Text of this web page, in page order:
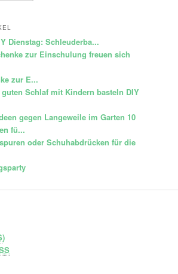
Dienstag: Schleuderba...
zur E...
DIY
10
fü...
)